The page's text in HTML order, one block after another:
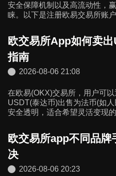
安全保障机制以及高流动性，
睐。以下是注册欧易交易所账
欧交易所App如何卖
指南
2026-08-06 21:08
在欧易(OKX)交易所，用户可
USDT(泰达币)出售为法币(如
安全透明，适合希望灵活变现的
欧交易所app不同品牌
决
2026-08-06 20:23